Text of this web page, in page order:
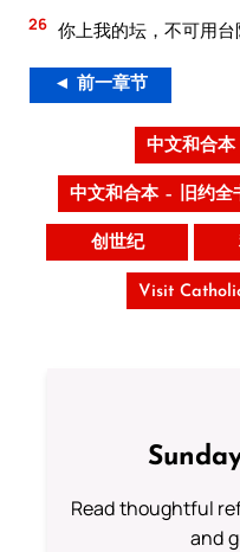
26 你上我的坛，不可用台
◄ 前一章节
中文和合本
中文和合本 – 旧约全
创世纪
Visit
Read thoughtful
and